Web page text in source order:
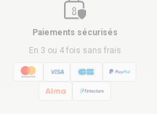
Paiements sécurisés
En 3 ou 4 fois sans frais